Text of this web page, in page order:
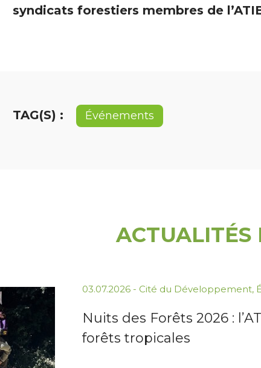
syndicats forestiers membres de
TAG(S) : Événements
ACTUALITÉS
03.07.2026 - Cité du Développement,
Nuits des Forêts 2026 :
forêts tropicales